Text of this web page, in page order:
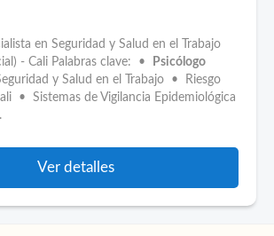
en Seguridad y Salud en el Trabajo
- Cali Palabras clave: •
Psicólogo
y Salud en el Trabajo • Riesgo
• Sistemas de Vigilancia Epidemiológica
Ver detalles